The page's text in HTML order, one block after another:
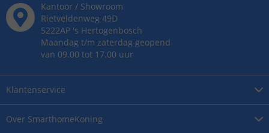
Over SmarthomeKoning
Klantenservice
Kantoor / Showroom
Rietveldenweg 49D
5222AP 's Hertogenbosch
Maandag t/m zaterdag geopend
van 09.00 tot 17.00 uur